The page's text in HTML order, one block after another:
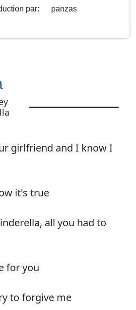
par: panzas
girlfriend and I know I
it's true
all you had to
for you
to forgive me